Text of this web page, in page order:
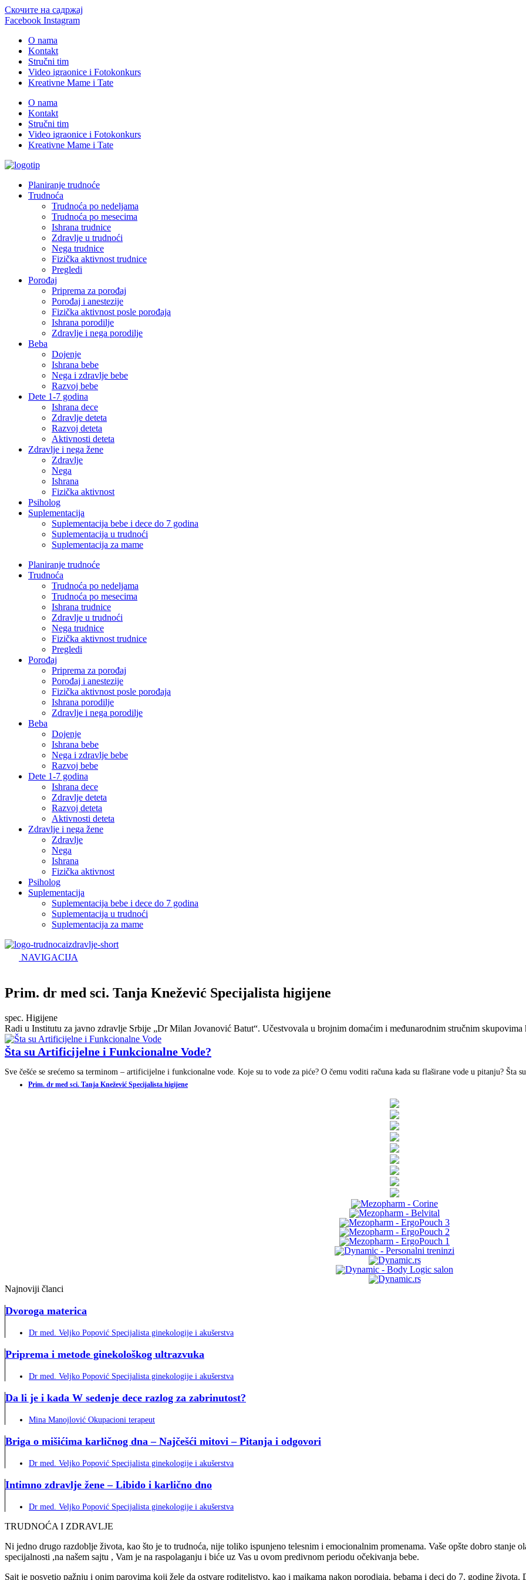
Скочите на садржај
Facebook Instagram
O nama
Kontakt
Stručni tim
Video igraonice i Fotokonkurs
Kreativne Mame i Tate
O nama
Kontakt
Stručni tim
Video igraonice i Fotokonkurs
Kreativne Mame i Tate
Planiranje trudnoće
Trudnoća
Trudnoća po nedeljama
Trudnoća po mesecima
Ishrana trudnice
Zdravlje u trudnoći
Nega trudnice
Fizička aktivnost trudnice
Pregledi
Porođaj
Priprema za porođaj
Porođaj i anestezije
Fizička aktivnost posle porođaja
Ishrana porodilje
Zdravlje i nega porodilje
Beba
Dojenje
Ishrana bebe
Nega i zdravlje bebe
Razvoj bebe
Dete 1-7 godina
Ishrana dece
Zdravlje deteta
Razvoj deteta
Aktivnosti deteta
Zdravlje i nega žene
Zdravlje
Nega
Ishrana
Fizička aktivnost
Psiholog
Suplementacija
Suplementacija bebe i dece do 7 godina
Suplementacija u trudnoći
Suplementacija za mame
Planiranje trudnoće
Trudnoća
Trudnoća po nedeljama
Trudnoća po mesecima
Ishrana trudnice
Zdravlje u trudnoći
Nega trudnice
Fizička aktivnost trudnice
Pregledi
Porođaj
Priprema za porođaj
Porođaj i anestezije
Fizička aktivnost posle porođaja
Ishrana porodilje
Zdravlje i nega porodilje
Beba
Dojenje
Ishrana bebe
Nega i zdravlje bebe
Razvoj bebe
Dete 1-7 godina
Ishrana dece
Zdravlje deteta
Razvoj deteta
Aktivnosti deteta
Zdravlje i nega žene
Zdravlje
Nega
Ishrana
Fizička aktivnost
Psiholog
Suplementacija
Suplementacija bebe i dece do 7 godina
Suplementacija u trudnoći
Suplementacija za mame
NAVIGACIJA
Prim. dr med sci. Tanja Knežević Specijalista higijene
spec. Higijene
Radi u Institutu za javno zdravlje Srbije „Dr Milan Jovanović Batut“. Učestvovala u brojnim domaćim i međunarodnim stručnim skupovima
Šta su Artificijelne i Funkcionalne Vode?
Sve češće se srećemo sa terminom – artificijelne i funkcionalne vode. Koje su to vode za piće? O čemu voditi računa kada su flaširane vode u pitanju? Šta
Prim. dr med sci. Tanja Knežević Specijalista higijene
Najnoviji članci
Dvoroga materica
Dr med. Veljko Popović Specijalista ginekologije i akušerstva
Priprema i metode ginekološkog ultrazvuka
Dr med. Veljko Popović Specijalista ginekologije i akušerstva
Da li je i kada W sedenje dece razlog za zabrinutost?
Mina Manojlović Okupacioni terapeut
Briga o mišićima karličnog dna – Najčešći mitovi – Pitanja i odgovori
Dr med. Veljko Popović Specijalista ginekologije i akušerstva
Intimno zdravlje žene – Libido i karlično dno
Dr med. Veljko Popović Specijalista ginekologije i akušerstva
TRUDNOĆA I ZDRAVLJE
Ni jedno drugo razdoblje života, kao što je to trudnoća, nije toliko ispunjeno telesnim i emocionalnim promenama. Vaše opšte dobro stanje
specijalnosti ,na našem sajtu , Vam je na raspolaganju i biće uz Vas u ovom predivnom periodu očekivanja bebe.
Sajt je posvetio pažnju i onim parovima koji žele da ostvare roditeljstvo, kao i majkama nakon porodjaja, bebama i deci do 7. godine života.